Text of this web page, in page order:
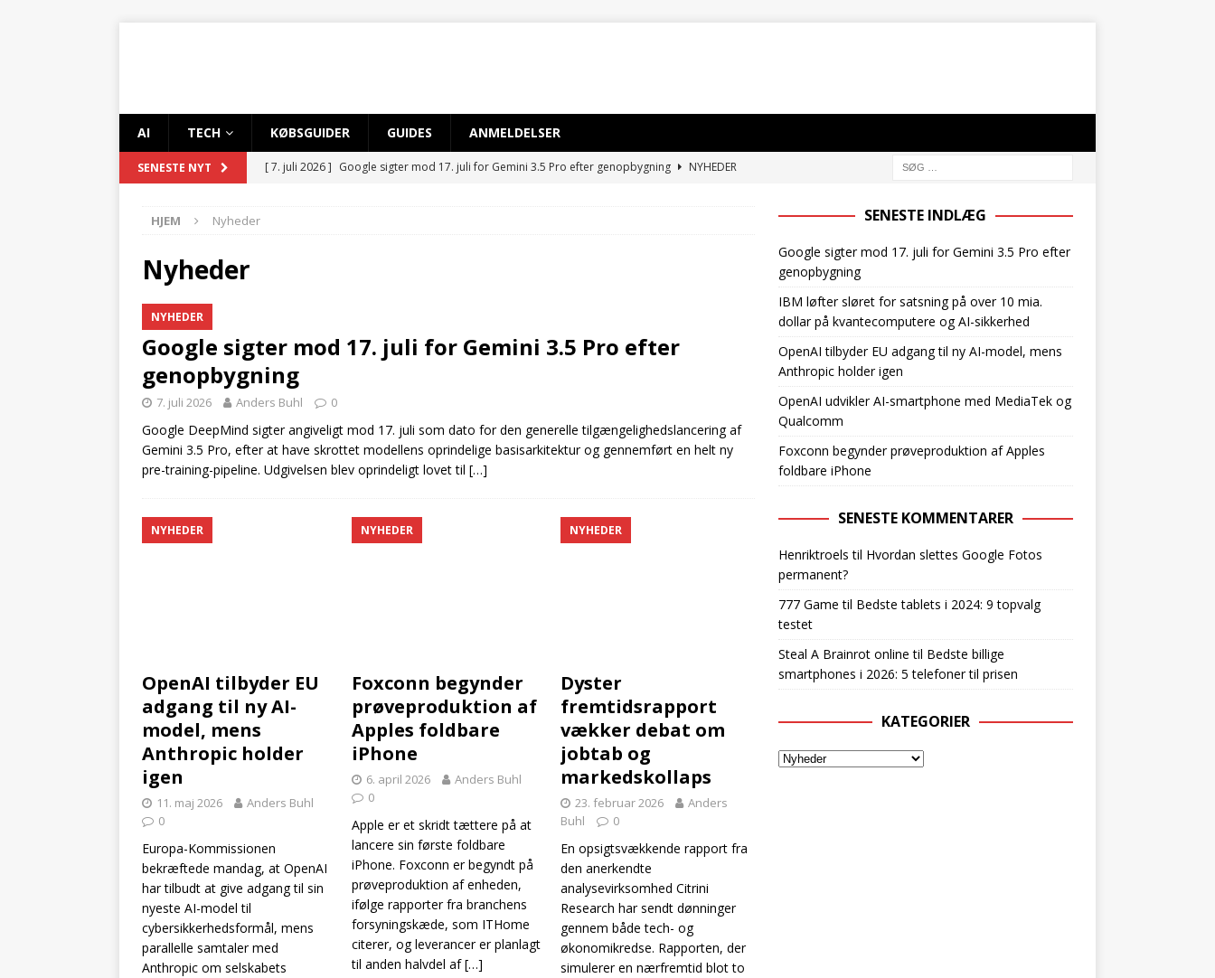
AI TECH KØBSGUIDER GUIDES ANMELDELSER
SENESTE NYT [ 7. juli 2026 ] Google sigter mod 17. juli for Gemini 3.5 Pro efter genopbygning
NYHEDER
KUNSTIG INTELLIGENS
[ 6. april 2026 ]
HJEM Nyheder
Nyheder
NYHEDER
Google sigter mod 17. juli for Gemini 3.5 Pro efter
genopbygning
7. juli 2026 Anders Buhl 0
Google DeepMind sigter angiveligt mod 17. juli som dato for den generelle tilgængelighedslancering af
Gemini 3.5 Pro, efter at have skrottet modellens oprindelige basisarkitektur og gennemført en helt ny
pre-training-pipeline. Udgivelsen blev oprindeligt lovet til […]
NYHEDER
OpenAI tilbyder EU
adgang til ny AI-
model, mens
Anthropic holder
igen
11. maj 2026
Anders Buhl
0
Europa-Kommissionen
bekræftede mandag, at OpenAI
har tilbudt at give adgang til sin
nyeste AI-model til
cybersikkerhedsformål, mens
parallelle samtaler med
Anthropic om selskabets
NYHEDER
Foxconn begynder
prøveproduktion af
Apples foldbare
iPhone
6. april 2026
Anders Buhl
0
Apple er et skridt tættere på at
lancere sin første foldbare
iPhone. Foxconn er begyndt på
prøveproduktion af enheden,
ifølge rapporter fra branchens
forsyningskæde, som ITHome
citerer, og leverancer er planlagt
til anden halvdel af[…]
NYHEDER
Dyster
fremtidsrapport
vækker debat om
jobtab og
markedskollaps
23. februar 2026
Anders
Buhl
0
En opsigtsvækkende rapport fra
den anerkendte
analysevirksomhed Citrini
Research har sendt dønninger
gennem både tech- og
økonomikredse. Rapporten, der
simulerer en nærfremtid blot to
SENESTE INDLÆG
Google sigter mod 17. juli for Gemini 3.5 Pro efter
genopbygning
IBM løfter sløret for satsning på over 10 mia.
dollar på kvantecomputere og AI-sikkerhed
OpenAI tilbyder EU adgang til ny AI-model, mens
Anthropic holder igen
OpenAI udvikler AI-smartphone med MediaTek og
Qualcomm
Foxconn begynder prøveproduktion af Apples
foldbare iPhone
SENESTE KOMMENTARER
Henriktroels til Hvordan slettes Google Fotos
permanent?
777 Game til Bedste tablets i 2024: 9 topvalg
testet
Steal A Brainrot online til Bedste billige
smartphones i 2026: 5 telefoner til prisen
KATEGORIER